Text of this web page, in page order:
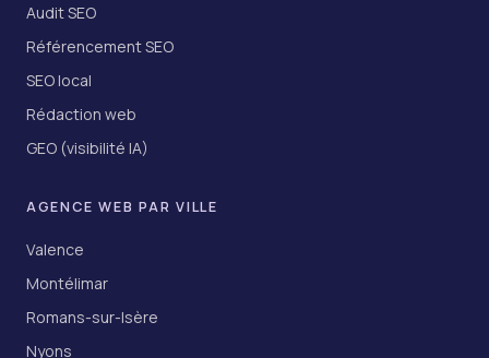
Audit SEO
Référencement SEO
SEO local
Rédaction web
GEO (visibilité IA)
AGENCE WEB PAR VILLE
Valence
Montélimar
Romans-sur-Isère
Nyons